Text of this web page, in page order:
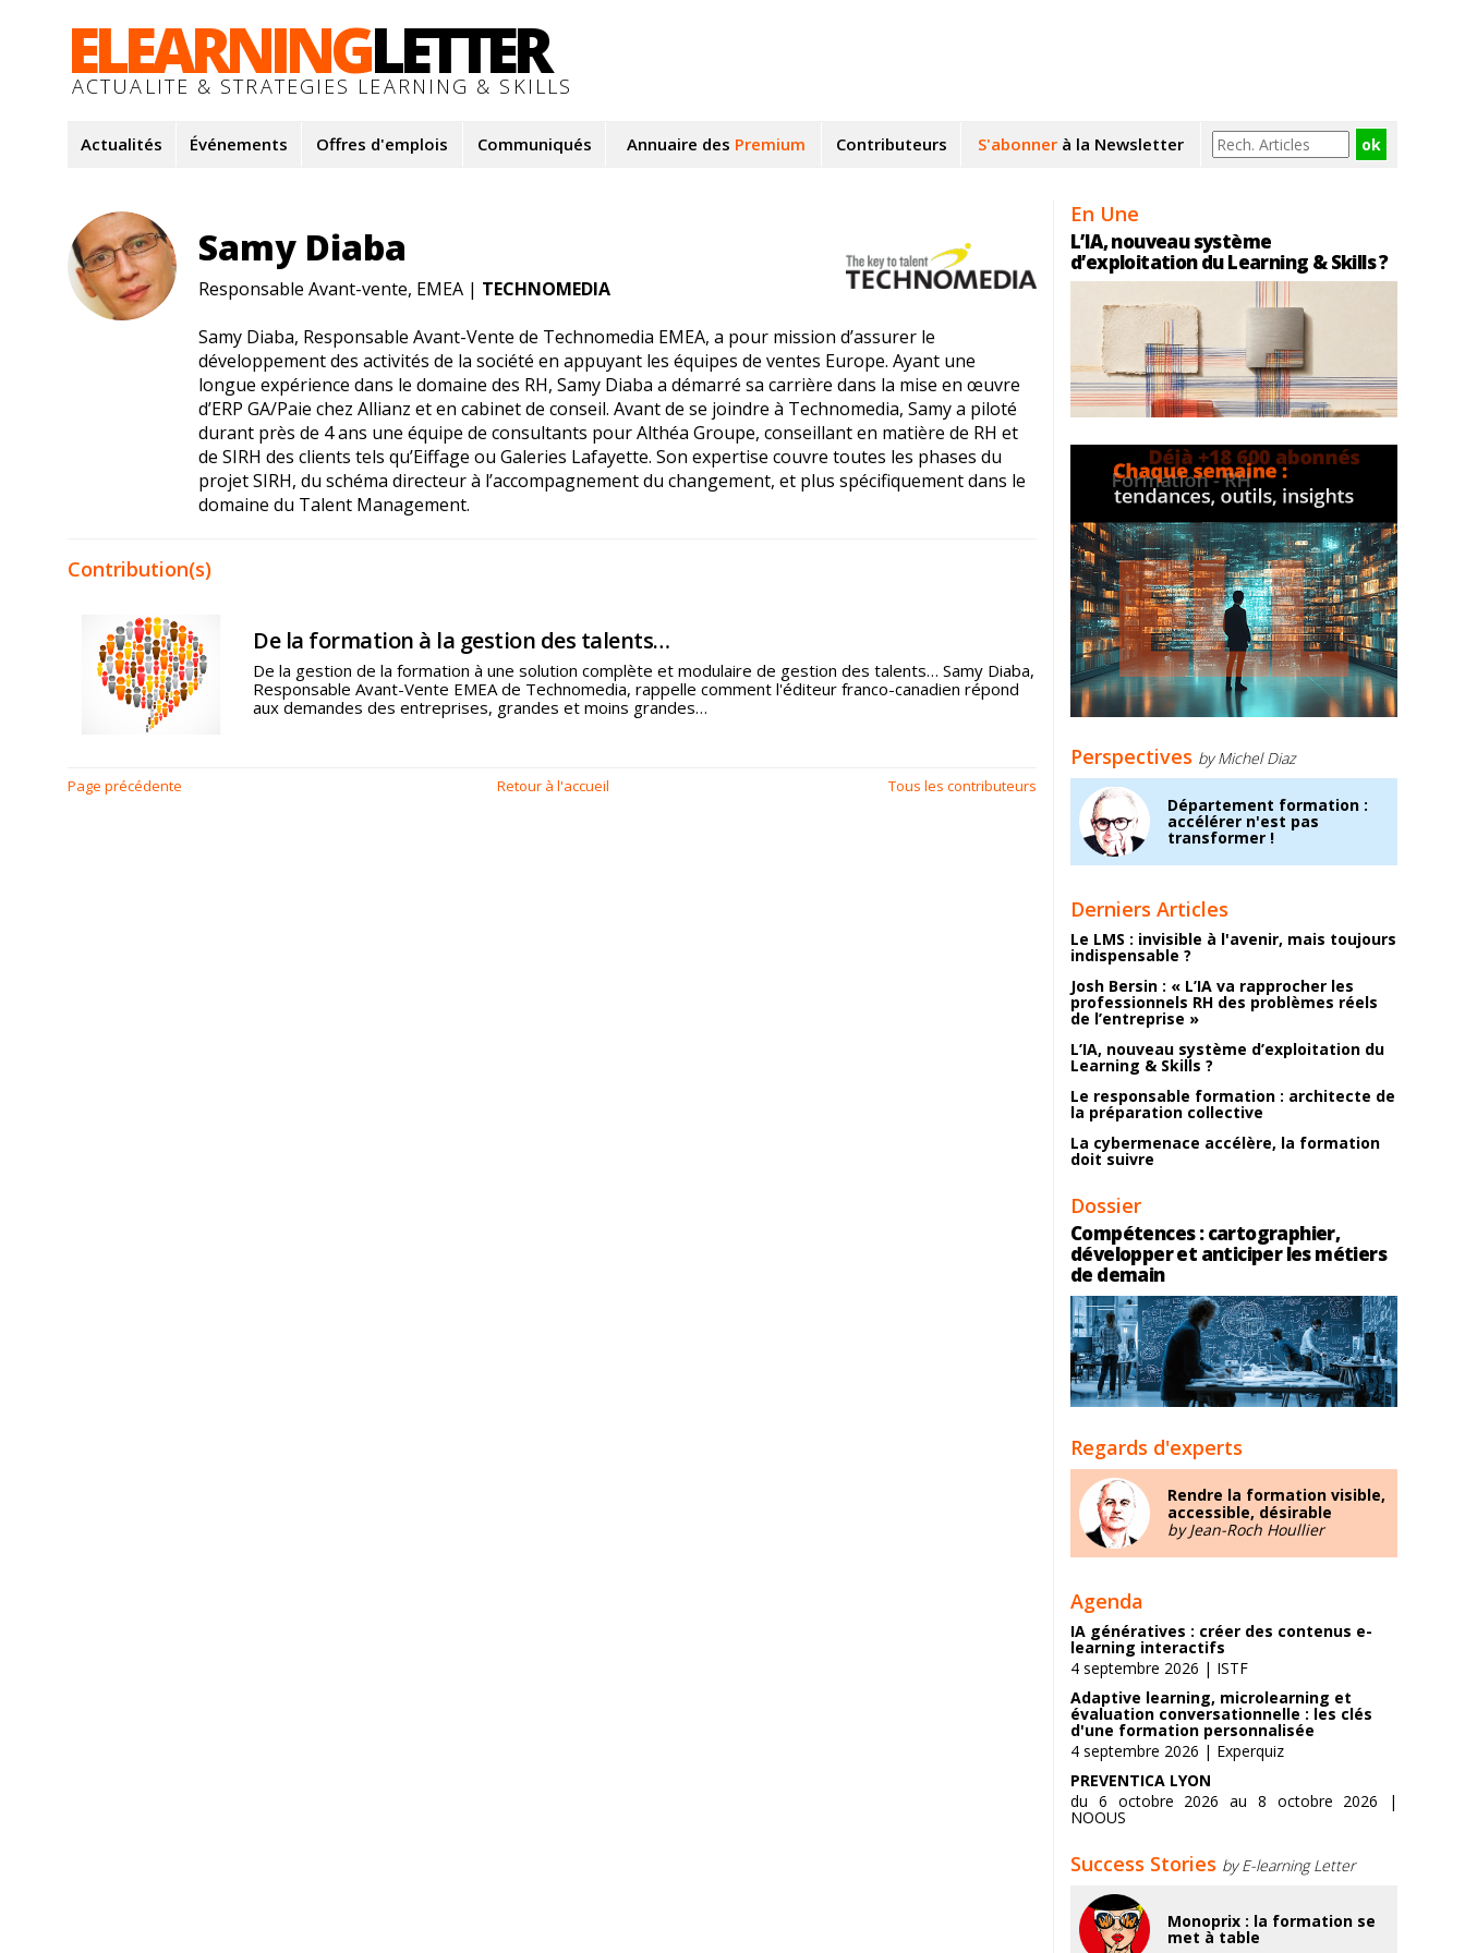
ELEARNINGLETTER
ACTUALITE & STRATEGIES LEARNING & SKILLS
Actualités Événements Offres d'emplois Communiqués Annuaire des Premium Contributeurs S'abonner à la Newsletter
Samy Diaba
Responsable Avant-vente, EMEA | TECHNOMEDIA
Samy Diaba, Responsable Avant-Vente de Technomedia EMEA, a pour mission d’assurer le
développement des activités de la société en appuyant les équipes de ventes Europe. Ayant une
longue expérience dans le domaine des RH, Samy Diaba a démarré sa carrière dans la mise en œuvre
d’ERP GA/Paie chez Allianz et en cabinet de conseil. Avant de se joindre à Technomedia, Samy a piloté
durant près de 4 ans une équipe de consultants pour Althéa Groupe, conseillant en matière de RH et
de SIRH des clients tels qu’Eiffage ou Galeries Lafayette. Son expertise couvre toutes les phases du
projet SIRH, du schéma directeur à l’accompagnement du changement, et plus spécifiquement dans le
domaine du Talent Management.
Contribution(s)
De la formation à la gestion des talents
De la gestion de la formation à une solution complète et modulaire de gestion des talents… Samy Diaba,
Responsable Avant-Vente EMEA de Technomedia, rappelle comment l'éditeur franco-canadien répond
aux demandes des entreprises, grandes et moins grandes
Page précédente Retour à l'accueil Tous les contributeurs
En Une
L’IA, nouveau système
d’exploitation du Learning & Skills ?
Perspectives by Michel Diaz
Département formation :
accélérer n'est pas
transformer !
Derniers Articles
Le LMS : invisible à l'avenir, mais toujours
indispensable ?
Josh Bersin : « L’IA va rapprocher les
professionnels RH des problèmes réels
de l’entreprise »
L’IA, nouveau système d’exploitation du
Learning & Skills ?
Le responsable formation : architecte de
la préparation collective
La cybermenace accélère, la formation
doit suivre
Dossier
Compétences : cartographier,
développer et anticiper les métiers
de demain
Regards d'experts
Rendre la formation visible,
accessible, désirable
by Jean-Roch Houllier
Agenda
IA génératives : créer des contenus e-
learning interactifs
4 septembre 2026 | ISTF
Adaptive learning, microlearning et
évaluation conversationnelle : les clés
d'une formation personnalisée
4 septembre 2026 | Experquiz
PREVENTICA LYON
du 6 octobre 2026 au 8 octobre 2026 |
NOOUS
Success Stories by E-learning Letter
Monoprix : la formation se
met à table